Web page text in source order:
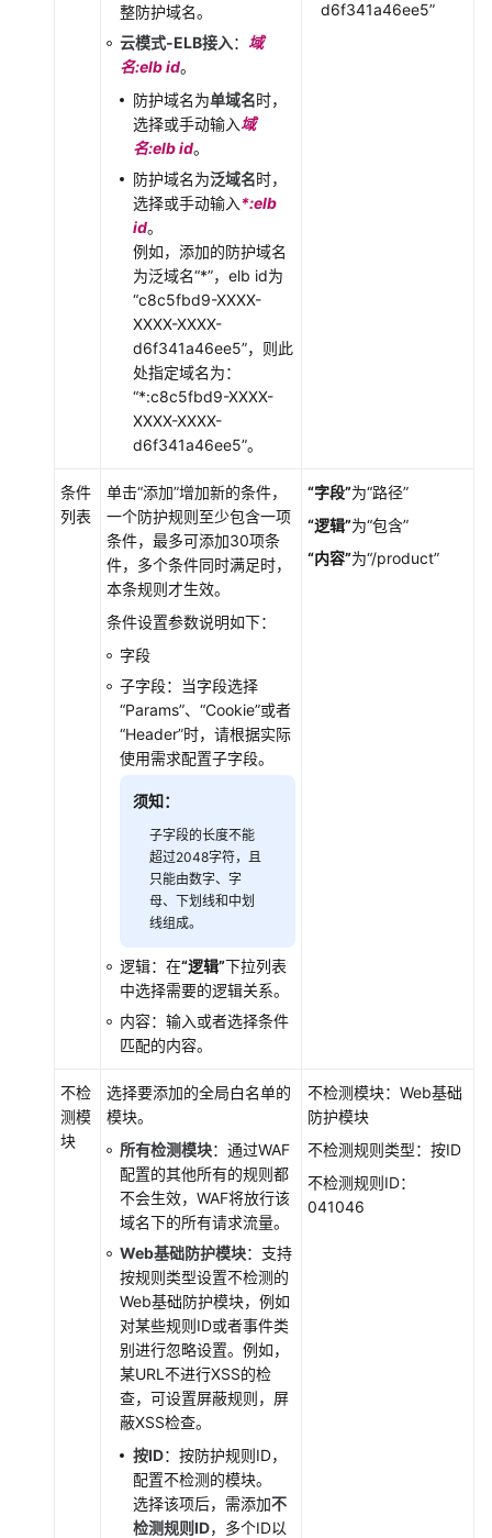
查
看
查
询
载
事
件
LTS
记
WAF
整防护域名。
云模式-ELB接入： 域
名:elb id。
防护域名为单域名时，
选择或手动输入域
名:elb id。
防护域名为泛域名时，
选择或手动输入*:elb
id。
例如，添加的防护域名
为泛域名“*”，elb id为
“c8c5fbd9-XXXX-
XXXX-XXXX-
d6f341a46ee5”，则此
处指定域名为：
“*:c8c5fbd9-XXXX-
XXXX-XXXX-
d6f341a46ee5”。
d6f341a46ee5”
条件
列表
单击“添加”增加新的条件，
一个防护规则至少包含一项
条件，最多可添加30项条
件，多个条件同时满足时，
本条规则才生效。
条件设置参数说明如下：
字段
子字段：当字段选择
“Params”、 “Cookie”或者
“Header”时，请根据实际
使用需求配置子字段。
须知：
子字段的长度不能
超过2048字符，且
只能由数字、字
母、下划线和中划
线组成。
逻辑：在“逻辑”下拉列表
中选择需要的逻辑关系。
内容：输入或者选择条件
匹配的内容。
“字段”为“路径”
“逻辑”为“包含”
“内容”为“/product”
不检
测模
块
选择要添加的全局白名单的
模块。
所有检测模块：通过WAF
配置的其他所有的规则都
不会生效，WAF将放行该
域名下的所有请求流量。
Web基础防护模块：支持
按规则类型设置不检测的
Web基础防护模块，例如
对某些规则ID或者事件类
别进行忽略设置。例如，
某URL不进行XSS的检
查，可设置屏蔽规则，屏
蔽XSS检查。
按ID：按防护规则ID，
配置不检测的模块。
选择该项后，需添加不
检测规则ID，多个ID以
不检测模块：Web基础
防护模块
不检测规则类型：按ID
不检测规则ID：
041046